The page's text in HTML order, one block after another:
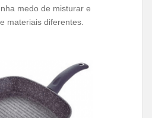
medo de misturar e
materiais diferentes.